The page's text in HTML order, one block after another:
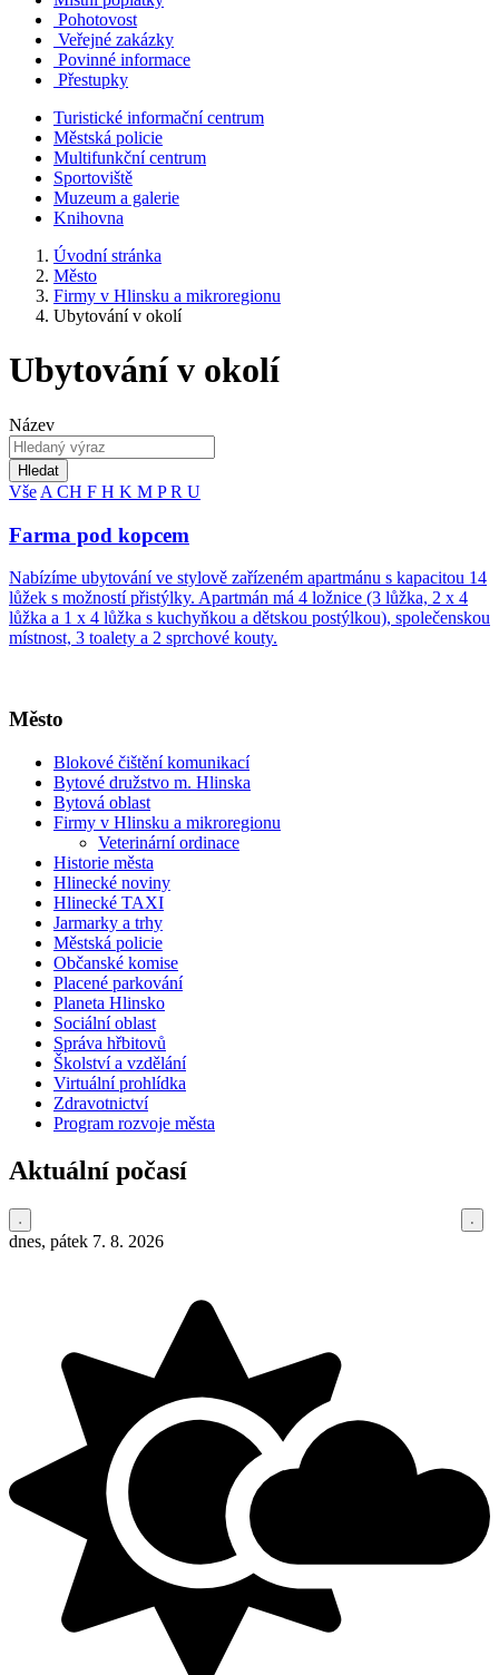
Pohotovost
Veřejné zakázky
Povinné informace
Přestupky
Turistické informační centrum
Městská policie
Multifunkční centrum
Sportoviště
Muzeum a galerie
Knihovna
Úvodní stránka
Město
Firmy v Hlinsku a mikroregionu
Ubytování v okolí
Ubytování v okolí
Název
Hledat
Vše A CH F H K M PR U
Farma pod kopcem
Nabízíme ubytování ve stylově zařízeném apartmánu s kapacitou 14
lůžek s možností přistýlky. Apartmán má 4 ložnice (3 lůžka, 2 x 4
lůžka a 1 x 4 lůžka s kuchyňkou a dětskou postýlkou), společenskou
místnost, 3 toalety a 2 sprchové kouty.
Město
Blokové čištění komunikací
Bytové družstvo m. Hlinska
Bytová oblast
Firmy v Hlinsku a mikroregionu
Veterinární ordinace
Historie města
Hlinecké noviny
Hlinecké TAXI
Jarmarky a trhy
Městská policie
Občanské komise
Placené parkování
Planeta Hlinsko
Sociální oblast
Správa hřbitovů
Školství a vzdělání
Virtuální prohlídka
Zdravotnictví
Program rozvoje města
Aktuální počasí
dnes, pátek 7. 8. 2026